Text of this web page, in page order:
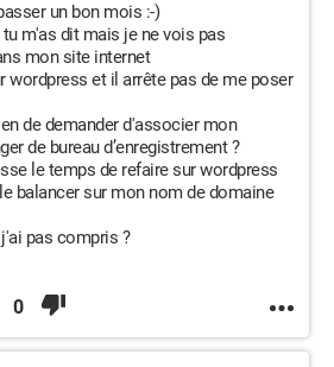
un bon mois :-)
m'as dit mais je ne vois pas
mon site internet
wordpress et il arrête pas de me poser
de demander d'associer mon
de bureau d’enregistrement ?
le temps de refaire sur wordpress
balancer sur mon nom de domaine
pas compris ?
0